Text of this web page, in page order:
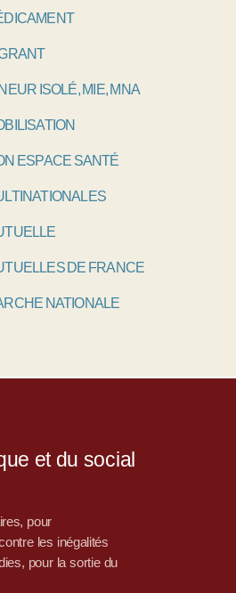
ISOLÉ, MIE, MNA
ESPACE SANTÉ
DE FRANCE
NATIONALE
et du social
pour
les inégalités
pour la sortie du